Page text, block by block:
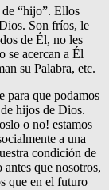
“hijo”. Ellos
Son fríos, le
de Él, no les
se acercan a Él
su Palabra, etc.
para que podamos
hijos de Dios.
o no! estamos
a una
condición de
que nosotros,
que en el futuro